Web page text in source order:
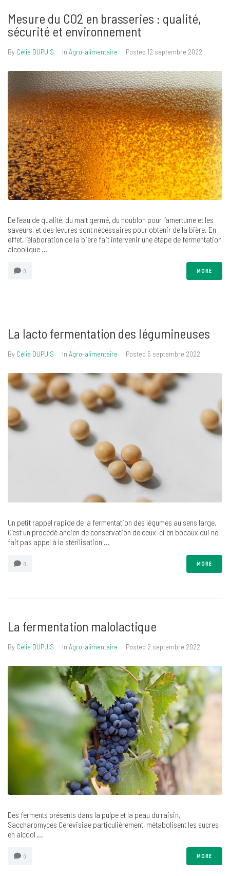
Mesure du CO2 en brasseries : qualité,
sécurité et environnement
By Célia DUPUIS In Agro-alimentaire Posted 12 septembre 2022
De l’eau de qualité, du malt germé, du houblon pour l’amertume et les
saveurs, et des levures sont nécessaires pour obtenir de la bière. En
effet, l’élaboration de la bière fait intervenir une étape de fermentation
alcoolique ...
0 MORE
La lacto fermentation des légumineuses
By Célia DUPUIS In Agro-alimentaire Posted 5 septembre 2022
Un petit rappel rapide de la fermentation des légumes au sens large.
C’est un procédé ancien de conservation de ceux-ci en bocaux qui ne
fait pas appel à la stérilisation ...
0 MORE
La fermentation malolactique
By Célia DUPUIS In Agro-alimentaire Posted 2 septembre 2022
Des ferments présents dans la pulpe et la peau du raisin,
Saccharomyces Cerevisiae particulièrement, métabolisent les sucres
en alcool ...
0 MORE